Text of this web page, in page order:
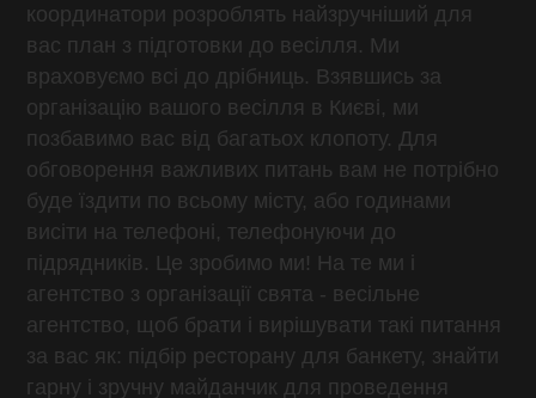
координатори розроблять найзручніший для
вас план з підготовки до весілля. Ми
враховуємо всі до дрібниць. Взявшись за
організацію вашого весілля в Києві, ми
позбавимо вас від багатьох клопоту. Для
обговорення важливих питань вам не потрібно
буде їздити по всьому місту, або годинами
висіти на телефоні, телефонуючи до
підрядників. Це зробимо ми! На те ми і
агентство з організації свята - весільне
агентство, щоб брати і вирішувати такі питання
за вас як: підбір ресторану для банкету, знайти
гарну і зручну майданчик для проведення